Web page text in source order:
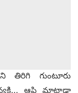
తిరిగి గుంటూరు